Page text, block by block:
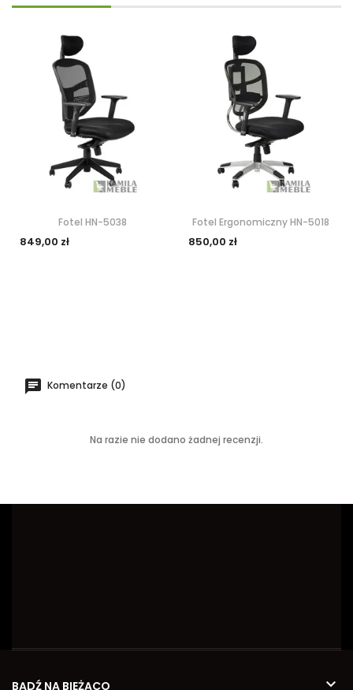
Fotel HN-5038
849,00 zł
Fotel Ergonomiczny HN-5018
850,00 zł
Komentarze (0)
Na razie nie dodano żadnej recenzji.
BĄDŹ NA BIEŻĄCO 